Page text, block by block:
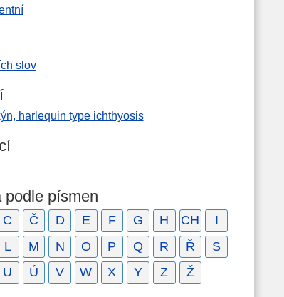
slov
harlequin type ichthyosis
podle písmen
C Č D E F G H CH
I
L M N O P Q R Ř
S
U Ú V W X Y Z Ž